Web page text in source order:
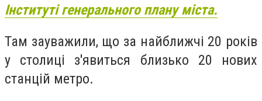
Інституті генерального плану міста.
Там зауважили, що за найближчі 20 років
у столиці з'явиться близько 20 нових
станцій метро.